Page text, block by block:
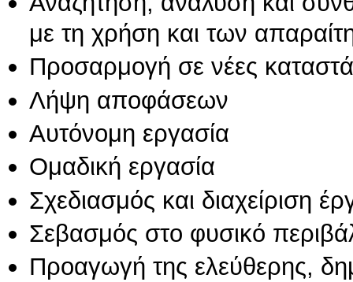
με τη χρήση και των
Προσαρμογή σε νέες
Λήψη αποφάσεων
Αυτόνομη εργασία
Ομαδική εργασία
Σχεδιασμός και διαχείριση
Σεβασμός στο φυσικό
Προαγωγή της ελεύθερης,